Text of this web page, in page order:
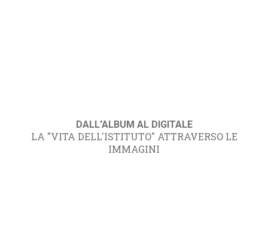
DALL'ALBUM AL DIGITALE
LA "VITA DELL'ISTITUTO" ATTRAVERSO LE
IMMAGINI